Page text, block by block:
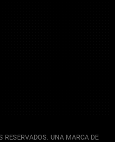
UNA MARCA DE